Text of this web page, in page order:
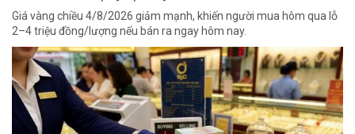
Giá vàng chiều 4/8/2026 giảm mạnh, khiến người mua hôm qua lỗ
2–4 triệu đồng/lượng nếu bán ra ngay hôm nay.